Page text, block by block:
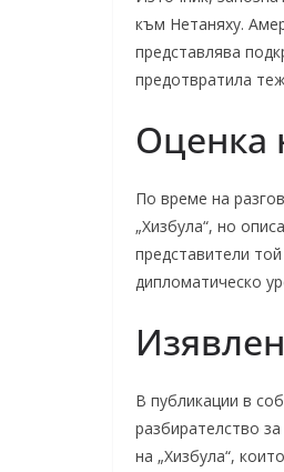
към Нетаняху.
представлява
предотвратила
Оценка
По време на
„Хизбула“, но
представители
дипломатическо
В публикации в
разбирателство
на „Хизбула“,